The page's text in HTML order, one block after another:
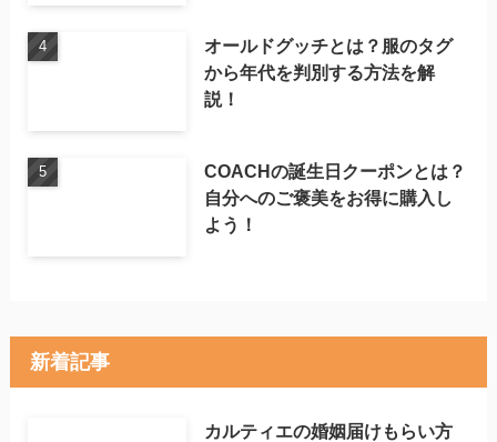
オールドグッチとは？服のタグ
から年代を判別する方法を解
説！
COACHの誕生日クーポンとは？
自分へのご褒美をお得に購入し
よう！
新着記事
カルティエの婚姻届けもらい方